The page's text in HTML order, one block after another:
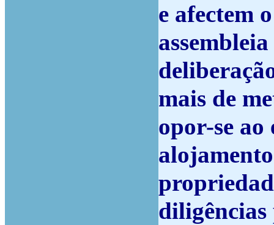
e afectem
mais de
opor-se
diligências